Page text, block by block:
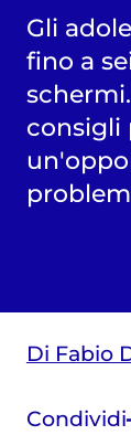
Gli
fino a
consigli
Di Fabio
Condividi